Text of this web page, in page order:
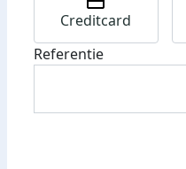
Creditcard
Referentie